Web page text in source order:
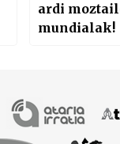
ardi
mundialak!